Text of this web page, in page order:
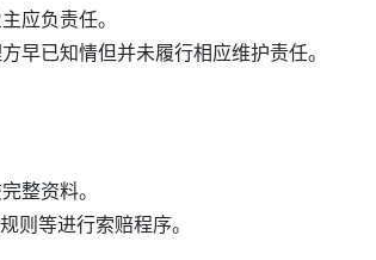
应负责任。
早已知情但并未履行相应维护责任。
整资料。
则等进行索赔程序。